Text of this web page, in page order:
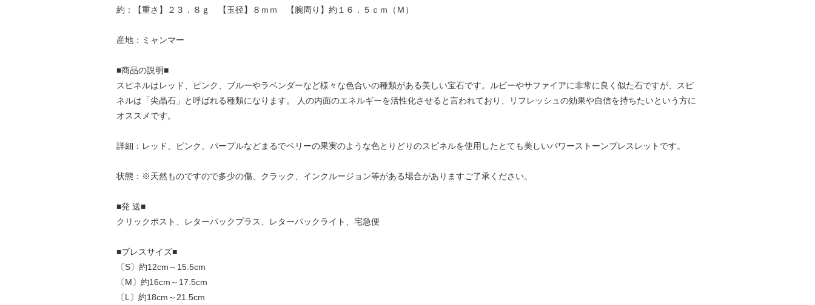
約：【重さ】２３．８ｇ 【玉径】８ｍｍ 【腕周り】約１６．５ｃｍ（Ｍ）
産地：ミャンマー
■商品の説明■
スピネルはレッド、ピンク、ブルーやラベンダーなど様々な色合いの種類がある美しい宝石です。ルビーやサファイアに非常に良く似た石ですが、スピ
ネルは「尖晶石」と呼ばれる種類になります。 人の内面のエネルギーを活性化させると言われており、リフレッシュの効果や自信を持ちたいという方に
オススメです。
詳細：レッド、ピンク、パープルなどまるでベリーの果実のような色とりどりのスピネルを使用したとても美しいパワーストーンブレスレットです。
状態：※天然ものですので多少の傷、クラック、インクルージョン等がある場合がありますご了承ください。
■発 送■
クリックポスト、レターパックプラス、レターパックライト、宅急便
■ブレスサイズ■
〔S〕約12cm～15.5cm
〔M〕約16cm～17.5cm
〔L〕約18cm～21.5cm